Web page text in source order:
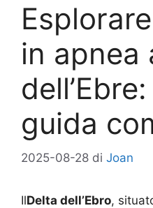
in apnea
guida
2025-08-28 di Joan
IlDelta dell’Ebro,